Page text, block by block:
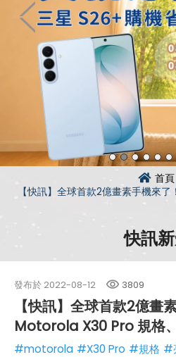
首頁
【快訊】全球首款2億畫素手機來
快訊
發布於 2022-08-12 3809
【快訊】全球首款2億畫
Motorola X30 Pro 規格
#motorola #X30 Pro #規格 #